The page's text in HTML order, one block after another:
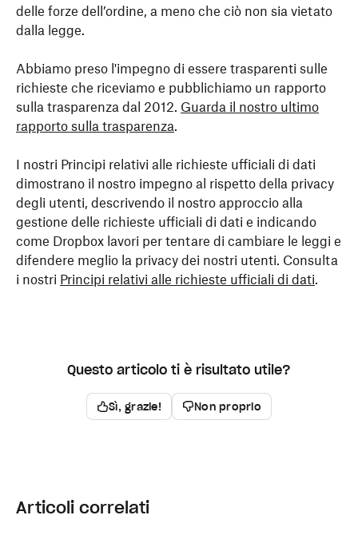
delle forze dell’ordine, a meno che ciò non sia vietato
dalla legge.
Abbiamo preso l'impegno di essere trasparenti sulle
richieste che riceviamo e pubblichiamo un rapporto
sulla trasparenza dal 2012. Guarda il nostro ultimo
rapporto sulla trasparenza.
I nostri Principi relativi alle richieste ufficiali di dati
dimostrano il nostro impegno al rispetto della privacy
degli utenti, descrivendo il nostro approccio alla
gestione delle richieste ufficiali di dati e indicando
come Dropbox lavori per tentare di cambiare le leggi e
difendere meglio la privacy dei nostri utenti. Consulta
i nostri Principi relativi alle richieste ufficiali di dati.
Questo articolo ti è risultato utile?
Sì, grazie! Non proprio
Articoli correlati